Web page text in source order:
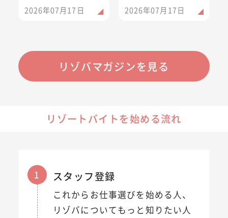
2026年07月17日 2026年07月17日
リゾバマガジンを見る
リゾートバイトを始める流れ
1 スタッフ登録
これからお仕事選びを始める人、
リゾバについてもっと知りたい人